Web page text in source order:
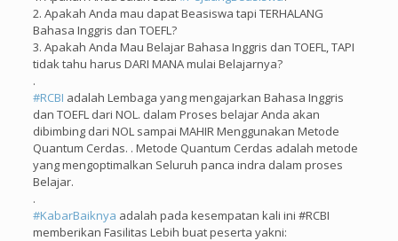
2. Apakah Anda mau dapat Beasiswa tapi TERHALANG
Bahasa Inggris dan TOEFL?
3. Apakah Anda Mau Belajar Bahasa Inggris dan TOEFL, TAPI
tidak tahu harus DARI MANA mulai Belajarnya?
.
#RCBI adalah Lembaga yang mengajarkan Bahasa Inggris
dan TOEFL dari NOL. dalam Proses belajar Anda akan
dibimbing dari NOL sampai MAHIR Menggunakan Metode
Quantum Cerdas. . Metode Quantum Cerdas adalah metode
yang mengoptimalkan Seluruh panca indra dalam proses
Belajar.
.
#KabarBaiknya adalah pada kesempatan kali ini #RCBI
memberikan Fasilitas Lebih buat peserta yakni: